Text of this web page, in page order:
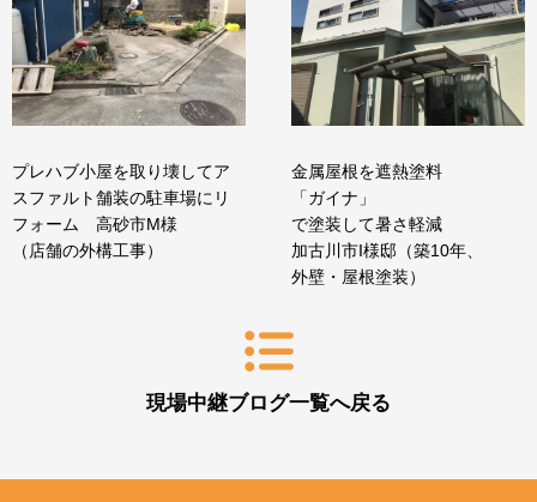
プレハブ小屋を取り壊してア
スファルト舗装の駐車場にリ
フォーム 高砂市M様
（店舗の外構工事）
現場中継ブログ一覧へ戻る
金属屋根を遮熱塗料
「ガイナ」
で塗装して暑さ軽減
加古川市I様邸（築10年、
外壁・屋根塗装）